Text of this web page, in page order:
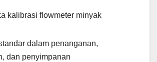
kalibrasi flowmeter minyak
dalam penanganan,
dan penyimpanan